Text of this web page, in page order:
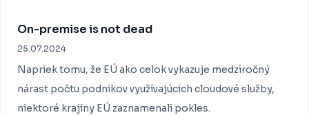
On-premise is not dead
25.07.2024
Napriek tomu, že EÚ ako celok vykazuje medziročný
nárast počtu podnikov využívajúcich cloudové služby,
niektoré krajiny EÚ zaznamenali pokles.